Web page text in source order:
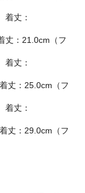
丈：
：21.0cm（フ
丈：
丈：25.0cm（フ
丈：
丈：29.0cm（フ